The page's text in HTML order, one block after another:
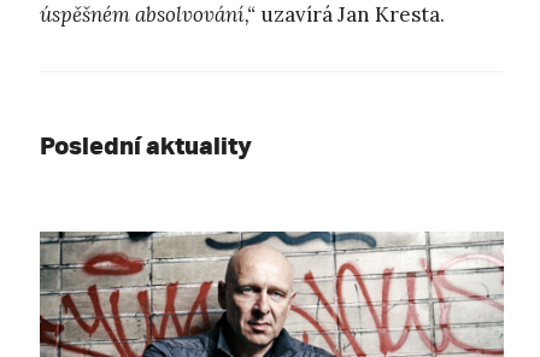
úspěšném absolvování,“ uzavírá Jan Kresta.
Poslední aktuality